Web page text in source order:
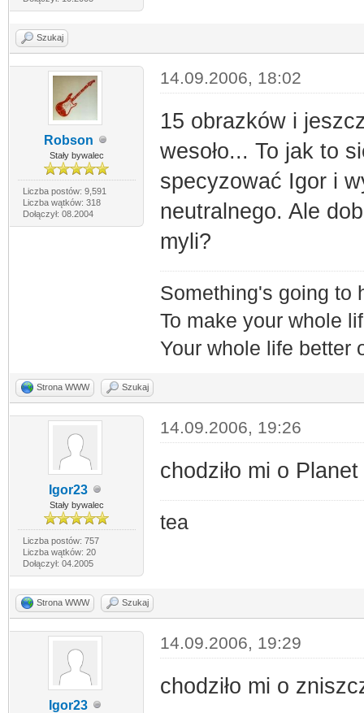
Szukaj
Robson
Stały bywalec
Liczba postów: 9,591
Liczba wątków: 318
Dołączył: 08.2004
14.09.2006, 18:02
15 obrazków i
wesoło... To jak to
specyzować Igor i
neutralnego. Ale
myli?
Something's going to
To make your whole
Your whole life better
Strona WWW Szukaj
Igor23
Stały bywalec
Liczba postów: 757
Liczba wątków: 20
Dołączył: 04.2005
14.09.2006, 19:26
chodziło mi o
tea
Strona WWW Szukaj
Igor23
14.09.2006, 19:29
chodziło mi o